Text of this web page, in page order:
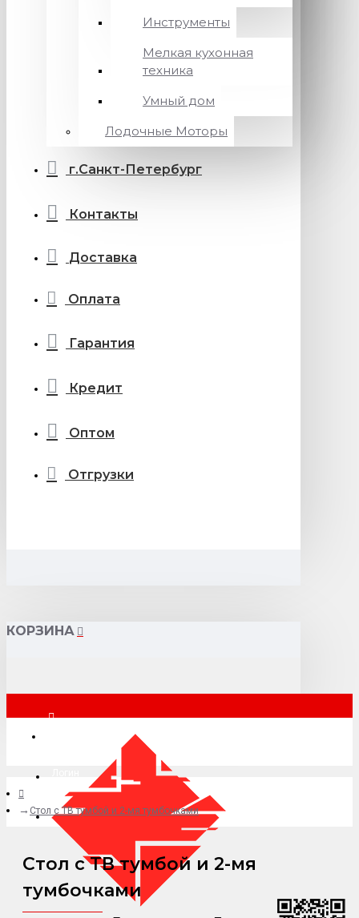
Инструменты
Мелкая кухонная
техника
Умный дом
Лодочные Моторы
г.Санкт-Петербург
Контакты
Доставка
Оплата
Гарантия
Кредит
Оптом
Отгрузки
КОРЗИНА
+7 (977) 807-69-49
Стол с ТВ тумбой и 2-мя тумбочками
Стол с ТВ тумбой и 2-мя
тумбочками